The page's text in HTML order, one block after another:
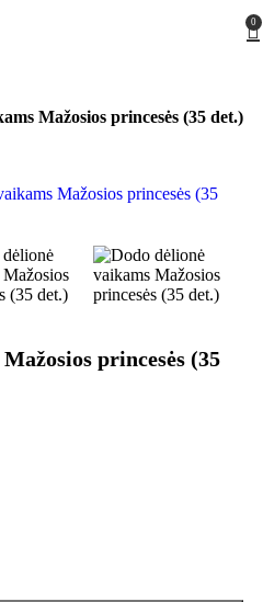
0
Mažosios princesės (35 det.)
princesės (35